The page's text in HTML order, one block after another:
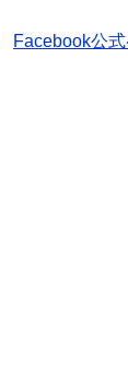
Facebook公